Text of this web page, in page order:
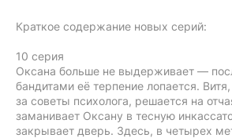
Краткое содержание новых серий:
10 серия
Оксана больше не выдерживает —
бандитами её терпение лопается.
за советы психолога, решается на
заманивает Оксану в тесную
закрывает дверь. Здесь, в четырех